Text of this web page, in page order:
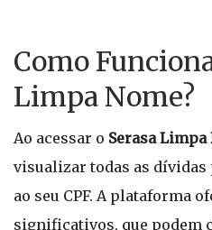
Como
Limpa Nome?
Ao acessar o Serasa Limpa
visualizar todas as dívidas
ao seu CPF. A plataforma
significativos, que podem